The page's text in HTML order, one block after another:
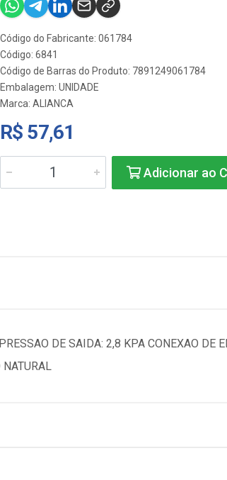
Código do Fabricante: 061784
Código: 6841
Código de Barras do Produto: 7891249061784
Embalagem: UNIDADE
Marca: ALIANCA
R$ 57,61
Adicionar ao
DE SAIDA: 2,8 KPA CONEXAO DE